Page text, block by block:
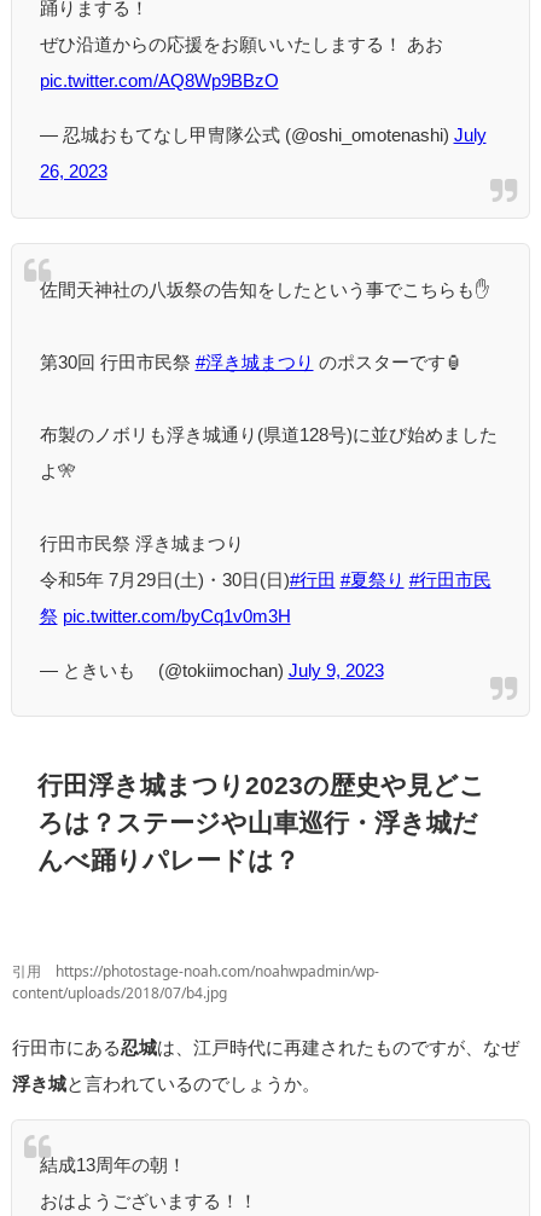
踊りまする！
ぜひ沿道からの応援をお願いいたしまする！ あお
pic.twitter.com/AQ8Wp9BBzO
— 忍城おもてなし甲冑隊公式 (@oshi_omotenashi) July
26, 2023
佐間天神社の八坂祭の告知をしたという事でこちらも✋
第30回 行田市民祭 #浮き城まつり のポスターです🏮
布製のノボリも浮き城通り(県道128号)に並び始めました
よ🎌
行田市民祭 浮き城まつり
令和5年 7月29日(土)・30日(日)#行田 #夏祭り #行田市民
祭 pic.twitter.com/byCq1v0m3H
— ときいも©️ (@tokiimochan) July 9, 2023
行田浮き城まつり2023の歴史や見どこ
ろは？ステージや山車巡行・浮き城だ
んべ踊りパレードは？
引用 https://photostage-noah.com/noahwpadmin/wp-
content/uploads/2018/07/b4.jpg
行田市にある忍城は、江戸時代に再建されたものですが、なぜ
浮き城 と言われているのでしょうか。
結成13周年の朝！
おはようございまする！！